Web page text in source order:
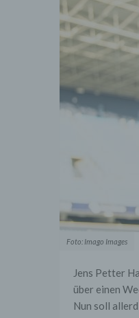
Foto: Imago Images
Jens Petter
über einen
Nun soll